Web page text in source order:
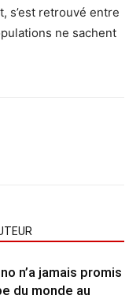
s’est retrouvé entre
ne sachent
n’a jamais promis
du monde au